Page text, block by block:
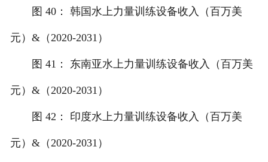
图 40： 韩国水上力量训练设备收入（百万美
元）&（2020-2031）
图 41： 东南亚水上力量训练设备收入（百万美
元）&（2020-2031）
图 42： 印度水上力量训练设备收入（百万美
元）&（2020-2031）